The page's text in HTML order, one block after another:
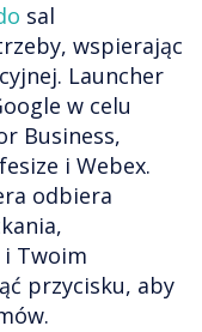
sal
wspierając
Launcher
w celu
Business,
i Webex.
odbiera
i Twoim
przycisku, aby